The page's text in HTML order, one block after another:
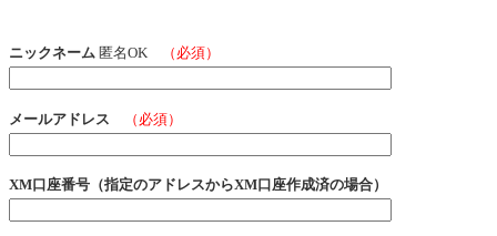
ニックネーム 匿名OK （必須）
メールアドレス （必須）
XM口座番号（指定のアドレスからXM口座作成済の場合）